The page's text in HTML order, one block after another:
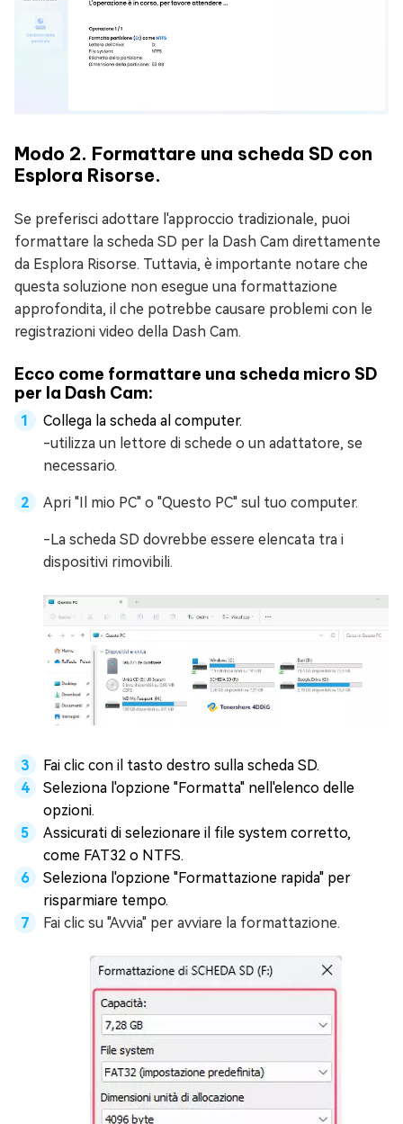
Modo 2. Formattare una scheda SD con
Esplora Risorse.
Se preferisci adottare l'approccio tradizionale, puoi
formattare la scheda SD per la Dash Cam direttamente
da Esplora Risorse. Tuttavia, è importante notare che
questa soluzione non esegue una formattazione
approfondita, il che potrebbe causare problemi con le
registrazioni video della Dash Cam.
Ecco come formattare una scheda micro SD
per la Dash Cam:
Collega la scheda al computer.
-utilizza un lettore di schede o un adattatore, se
necessario.
Apri "Il mio PC" o "Questo PC" sul tuo computer.
-La scheda SD dovrebbe essere elencata tra i
dispositivi rimovibili.
Fai clic con il tasto destro sulla scheda SD.
Seleziona l'opzione "Formatta" nell'elenco delle
opzioni.
Assicurati di selezionare il file system corretto,
come FAT32 o NTFS.
Seleziona l'opzione "Formattazione rapida" per
risparmiare tempo.
Fai clic su "Avvia" per avviare la formattazione.